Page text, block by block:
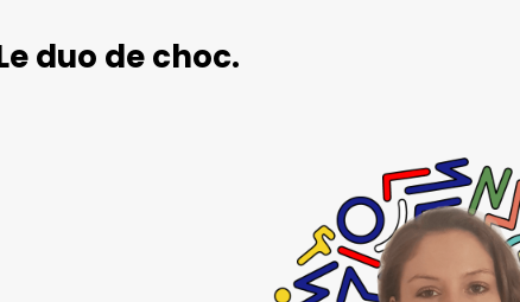
duo de choc.